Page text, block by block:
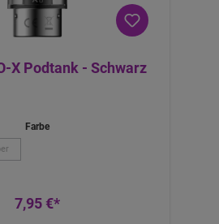
X Podtank - Schwarz
Farbe
7,95 €*